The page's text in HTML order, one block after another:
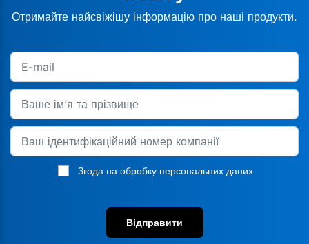
Отримайте найсвіжішу інформацію про наші продукти.
Згода на обробку персональних даних
Відправити